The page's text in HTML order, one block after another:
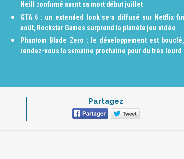
Neill confirmé avant sa mort début juillet
GTA 6 : un extended look sera diffusé sur Netflix fin
août, Rockstar Games surprend la planète jeu vidéo
Phantom Blade Zero : le développement est bouclé,
rendez-vous la semaine prochaine pour du très lourd
Partagez